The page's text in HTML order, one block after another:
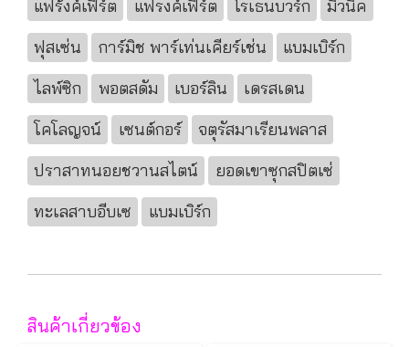
แฟร้งค์เฟิร์ต แฟรงค์เฟิร์ต โรเธนบวร์ก
มิวนิค
ฟุสเซ่น
การ์มิช พาร์เท่นเคียร์เช่น
แบมเบิร์ก
ไลพ์ซิก
พอตสดัม เบอร์ลิน
เดรสเดน
โคโลญจน์
เซนต์กอร์
จตุรัสมาเรียนพลาส
ปราสาทนอยชวานสไตน์
ยอดเขาซุกสปิตเซ่
ทะเลสาบอีบเซ
แบมเบิร์ก
สินค้าเกี่ยวข้อง